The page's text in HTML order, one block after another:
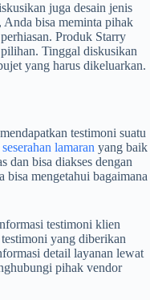
juga desain jenis
Anda bisa meminta pihak
Produk Starry
Tinggal diskusikan
yang harus dikeluarkan.
testimoni suatu
seserahan lamaran yang baik
dan bisa diakses dengan
bisa mengetahui bagaimana
testimoni klien
yang diberikan
detail layanan lewat
pihak vendor